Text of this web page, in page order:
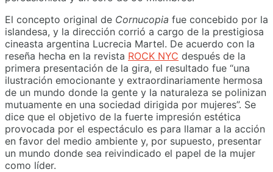
El concepto original de Cornucopia fue concebido por la
islandesa, y la dirección corrió a cargo de la prestigiosa
cineasta argentina Lucrecia Martel. De acuerdo con la
reseña hecha en la revista ROCK NYC después de la
primera presentación de la gira, el resultado fue “una
ilustración emocionante y extraordinariamente hermosa
de un mundo donde la gente y la naturaleza se polinizan
mutuamente en una sociedad dirigida por mujeres”. Se
dice que el objetivo de la fuerte impresión estética
provocada por el espectáculo es para llamar a la acción
en favor del medio ambiente y, por supuesto, presentar
un mundo donde sea reivindicado el papel de la mujer
como líder.